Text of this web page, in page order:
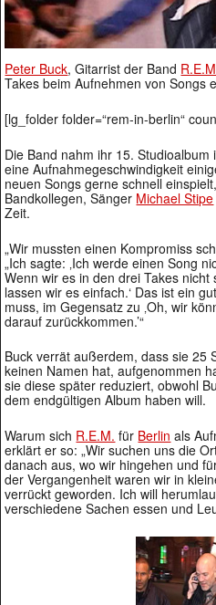
Peter Buck, Gitarrist der Band
Takes beim Aufnehmen von Songs
[lg_folder folder=“rem-in-berlin“
Die Band nahm ihr 15. Studioalbum
eine Aufnahmegeschwindigkeit
neuen Songs gerne schnell
Bandkollegen, Sänger Michael Stipe
Zeit.
„Wir mussten einen Kompromiss
„Ich sagte: ‚Ich werde einen Song
Wenn wir es in den drei Takes
lassen wir es einfach.‘ Das ist ein
muss, im Gegensatz zu ‚Oh, wir
darauf zurückkommen.’“
Buck verrät außerdem, dass sie 25
keinen Namen hat, aufgenommen
sie diese später reduziert, obwohl
dem endgültigen Album haben will.
Warum sich R.E.M. für Berlin als
erklärt er so: „Wir suchen uns die
danach aus, wo wir hingehen und
der Vergangenheit waren wir in
verrückt geworden. Ich will
verschiedene Sachen essen und